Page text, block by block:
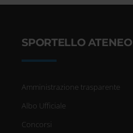
SPORTELLO ATENEO
Amministrazione trasparente
Albo Ufficiale
Concorsi